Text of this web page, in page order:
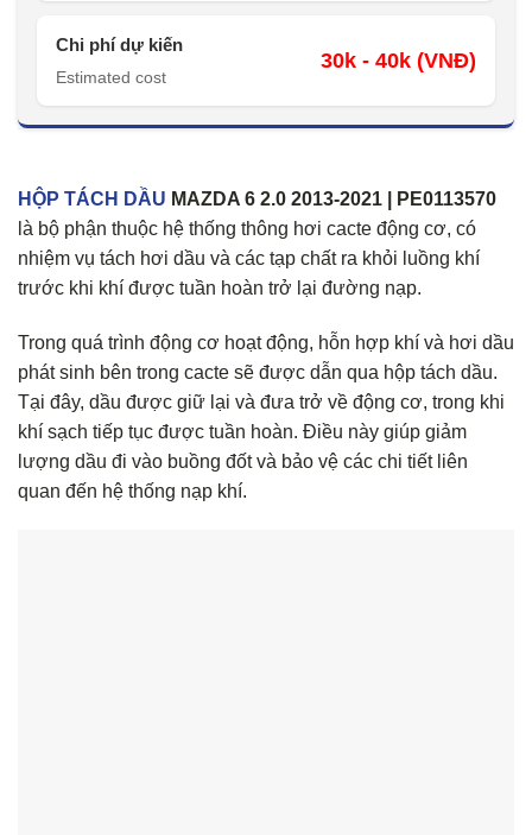
Chi phí dự kiến
Estimated cost
30k - 40k (VNĐ)
HỘP TÁCH DẦU MAZDA 6 2.0 2013-2021 | PE0113570
là bộ phận thuộc hệ thống thông hơi cacte động cơ, có
nhiệm vụ tách hơi dầu và các tạp chất ra khỏi luồng khí
trước khi khí được tuần hoàn trở lại đường nạp.
Trong quá trình động cơ hoạt động, hỗn hợp khí và hơi dầu
phát sinh bên trong cacte sẽ được dẫn qua hộp tách dầu.
Tại đây, dầu được giữ lại và đưa trở về động cơ, trong khi
khí sạch tiếp tục được tuần hoàn. Điều này giúp giảm
lượng dầu đi vào buồng đốt và bảo vệ các chi tiết liên
quan đến hệ thống nạp khí.